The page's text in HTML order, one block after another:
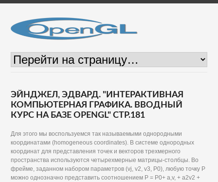
ЭЙНДЖЕЛ, ЭДВАРД. "ИНТЕРАКТИВНАЯ
КОМПЬЮТЕРНАЯ ГРАФИКА. ВВОДНЫЙ
КУРС НА БАЗЕ OPENGL" СТР.181
Для этого мы воспользуемся так называемыми однородными
координатами (homogeneous coordinates). В системе однородных
координат для представления точек и векторов трехмерного
пространства используются четырехмерные матрицы-столбцы. Во
фрейме, заданном набором параметров (vj, v2, v3, Р0), любую точку Р
можно однозначно представить соотношением Р = Р0+ a,v, + a2v2 +